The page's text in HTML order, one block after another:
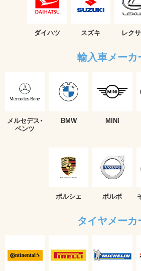
ダイハツ スズキ レク
輸入車メーカ
メルセデス・
ベンツ
BMW MINI
ポルシェ ボルボ
タイヤメーカ